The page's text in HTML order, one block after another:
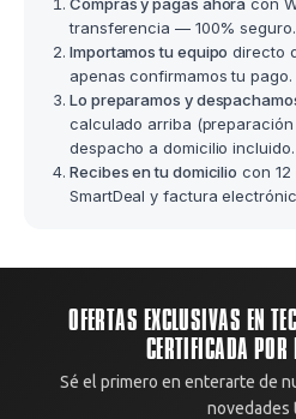
transferencia — 100% seguro.
Importamos tu equipo directo
apenas confirmamos tu pago.
Lo preparamos y
calculado arriba
despacho a domicilio incluido.
Recibes en tu domicilio con 12
SmartDeal y factura
OFERTAS EXCLUSIVAS EN
CERTIFICADA POR
Sé el primero en enterarte de
novedades